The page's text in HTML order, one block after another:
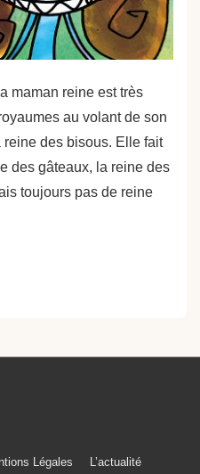
maman reine est très
au volant de son
des bisous. Elle fait
des gâteaux, la reine des
toujours pas de reine
Légales L’actualité